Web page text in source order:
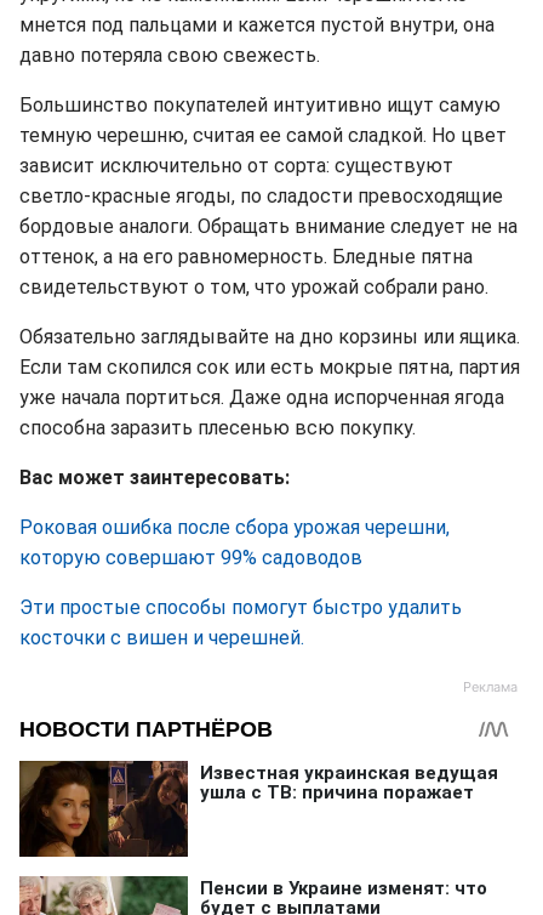
мнется под пальцами и кажется пустой внутри, она
давно потеряла свою свежесть.
Большинство покупателей интуитивно ищут самую
темную черешню, считая ее самой сладкой. Но цвет
зависит исключительно от сорта: существуют
светло-красные ягоды, по сладости превосходящие
бордовые аналоги. Обращать внимание следует не на
оттенок, а на его равномерность. Бледные пятна
свидетельствуют о том, что урожай собрали рано.
Обязательно заглядывайте на дно корзины или ящика.
Если там скопился сок или есть мокрые пятна, партия
уже начала портиться. Даже одна испорченная ягода
способна заразить плесенью всю покупку.
Вас может заинтересовать:
Роковая ошибка после сбора урожая черешни,
которую совершают 99% садоводов
Эти простые способы помогут быстро удалить
косточки с вишен и черешней.